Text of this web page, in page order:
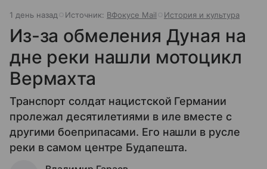
1 день назад Источник: ВФокусе Mail История и культура
Из-за обмеления Дуная на
дне реки нашли мотоцикл
Вермахта
Транспорт солдат нацистской Германии
пролежал десятилетиями в иле вместе с
другими боеприпасами. Его нашли в русле
реки в самом центре Будапешта.